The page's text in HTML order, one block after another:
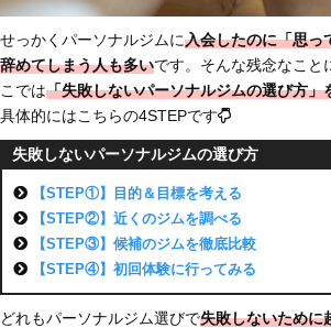
せっかくパーソナルジムに入会したのに「思っ
辞めてしまう人も多いです。そんな残念なこと
こでは「失敗しないパーソナルジムの選び方」
具体的にはこちらの4STEPです
失敗しないパーソナルジムの選び方
【STEP①】目的＆目標を考える
【STEP②】近くのジムを調べる
【STEP③】候補のジムを徹底比較
【STEP④】初回体験に行ってみる
どれもパーソナルジム選びで失敗しないために